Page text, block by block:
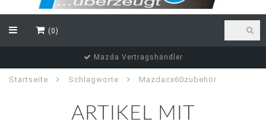
(0)
Top Bewertungen
Startseite Schlagworte Mazdacx60zubehör
ARTIKEL MIT